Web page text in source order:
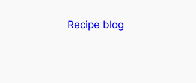
Recipe blog